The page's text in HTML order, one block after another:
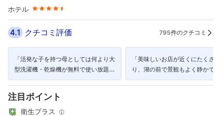
ホテル
4.1 クチコミ評価 795件のクチコミ
「活発な子を持つ母としては何より大
型洗濯機・乾燥機が無料で使い放題な
のがとてもありがたいです。」
「美味しいお店が近くにたくさ
り、湖の前で景観もよく静かで
しい。」
注目ポイント
衛生プラス